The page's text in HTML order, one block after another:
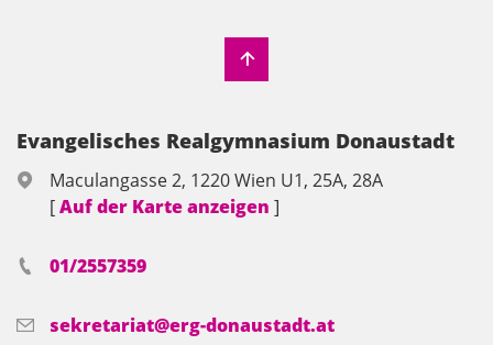
Evangelisches Realgymnasium Donaustadt
Maculangasse 2, 1220 Wien U1, 25A, 28A
[Auf der Karte anzeigen ]
01/2557359
sekretariat@erg-donaustadt.at